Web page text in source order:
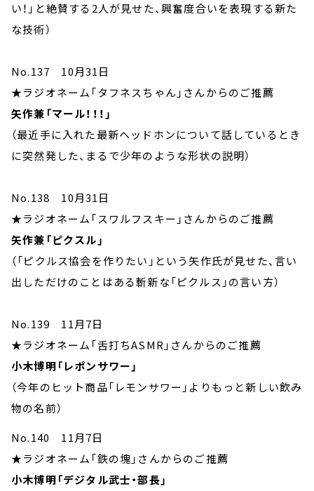
い！」と絶賛する2人が見せた、興奮度合いを表現する新た
な技術）
No.137 10月31日
★ラジオネーム「タフネスちゃん」さんからのご推薦
矢作兼「マール！！！」
（最近手に入れた最新ヘッドホンについて話しているとき
に突然発した、まるで少年のような形状の説明）
No.138 10月31日
★ラジオネーム「スワルフスキー」さんからのご推薦
矢作兼「ピクスル」
（「ピクルス協会を作りたい」という矢作氏が見せた、言い
出しただけのことはある斬新な「ピクルス」の言い方）
No.139 11月7日
★ラジオネーム「舌打ちASMR」さんからのご推薦
小木博明「レポンサワー」
（今年のヒット商品「レモンサワー」よりもっと新しい飲み
物の名前）
No.140 11月7日
★ラジオネーム「鉄の塊」さんからのご推薦
小木博明「デジタル武士・部長」